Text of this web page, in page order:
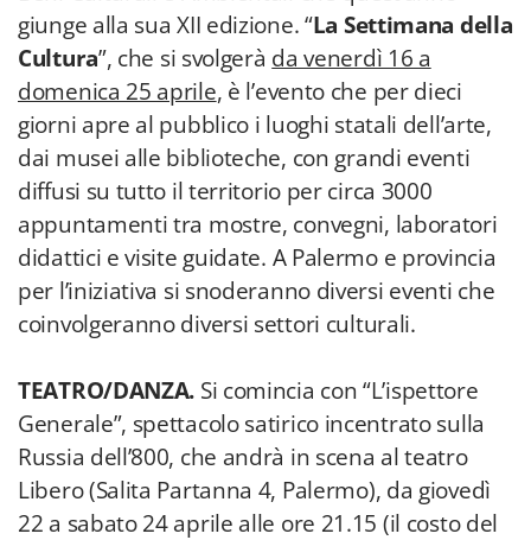
giunge alla sua XII edizione. “La Settimana della
Cultura”, che si svolgerà da venerdì 16 a
domenica 25 aprile, è l’evento che per dieci
giorni apre al pubblico i luoghi statali dell’arte,
dai musei alle biblioteche, con grandi eventi
diffusi su tutto il territorio per circa 3000
appuntamenti tra mostre, convegni, laboratori
didattici e visite guidate. A Palermo e provincia
per l’iniziativa si snoderanno diversi eventi che
coinvolgeranno diversi settori culturali.
TEATRO/DANZA. Si comincia con “L’ispettore
Generale”, spettacolo satirico incentrato sulla
Russia dell’800, che andrà in scena al teatro
Libero (Salita Partanna 4, Palermo), da giovedì
22 a sabato 24 aprile alle ore 21.15 (il costo del